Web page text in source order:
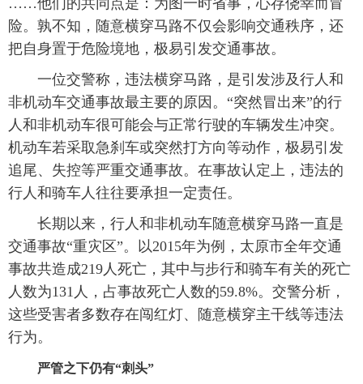
险。孰不知，随意横穿马路不仅会影响交通秩序，还
把自身置于危险境地，极易引发交通事故。
一位交警称，违法横穿马路，是引发涉及行人和
非机动车交通事故最主要的原因。“突然冒出来”的行
人和非机动车很可能会与正常行驶的车辆发生冲突。
机动车若采取急刹车或突然打方向等动作，极易引发
追尾、失控等严重交通事故。在事故认定上，违法的
行人和骑车人往往要承担一定责任。
长期以来，行人和非机动车随意横穿马路一直是
交通事故“重灾区”。以2015年为例，太原市全年交通
事故共造成219人死亡，其中与步行和骑车有关的死亡
人数为131人，占事故死亡人数的59.8%。交警分析，
这些受害者多数存在闯红灯、随意横穿主干线等违法
行为。
严管之下仍有“刺头”